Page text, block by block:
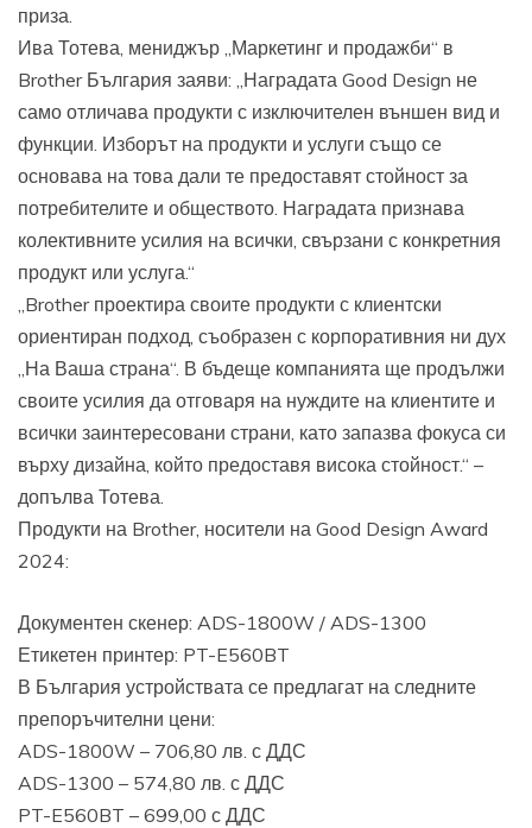
приза.
Ива Тотева, мениджър „Маркетинг и продажби“ в
Brother България заяви: „Наградата Good Design не
само отличава продукти с изключителен външен вид и
функции. Изборът на продукти и услуги също се
основава на това дали те предоставят стойност за
потребителите и обществото. Наградата признава
колективните усилия на всички, свързани с конкретния
продукт или услуга.“
„Brother проектира своите продукти с клиентски
ориентиран подход, съобразен с корпоративния ни дух
„На Ваша страна“. В бъдеще компанията ще продължи
своите усилия да отговаря на нуждите на клиентите и
всички заинтересовани страни, като запазва фокуса си
върху дизайна, който предоставя висока стойност.“ –
допълва Тотева.
Продукти на Brother, носители на Good Design Award
2024:
Документен скенер: ADS-1800W / ADS-1300
Етикетен принтер: PT-E560BT
В България устройствата се предлагат на следните
препоръчителни цени:
ADS-1800W – 706,80 лв. с ДДС
ADS-1300 – 574,80 лв. с ДДС
PT-E560BT – 699,00 с ДДС